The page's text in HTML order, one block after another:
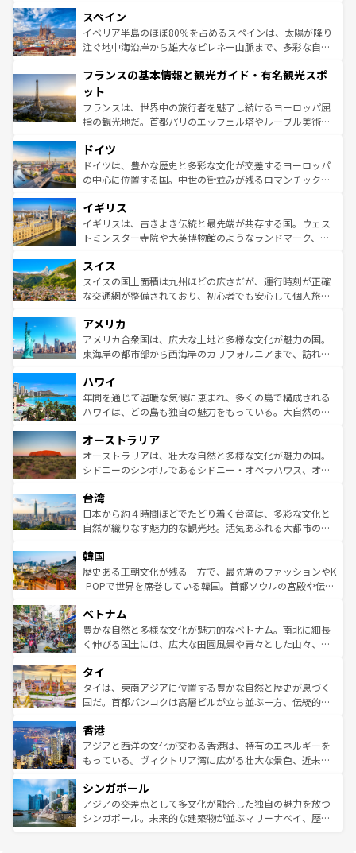
ろん、トスカーナの美しい田園風景やアマルフィ海岸の絶
景など、自然景観も見逃せない。観光の合間には、本場の
ピザやパスタなど、絶品のイタリア料理を堪能することも
ませてくれるイタリアで、忘れられない旅をしてみよう！
なお、新着のイタリア情報は
しい。
スペイン
イベリア半島のほぼ80％を占めるスペインは、太陽が降り
注ぐ地中海沿岸から雄大なピレネー山脈まで、多彩な自然
文化が根付くこの国では、情熱的なフラメンコ、熱気あふ
れる闘牛、そして美味しいタパスが生活の一部となってい
る。首都マドリードの洗練された雰囲気や、バルセロナの
アートに溢れた街角から、地方では古代ローマ遺跡や中世
せる。地方によって風土や気候が異なるスペインはその個
性で訪れる人を魅了する。 なお、新着のスペイン情報は コ
ンテンツ一覧を参照してほしい。
フランスの基本情報と観光ガイド・有名観光スポ
ット
フランスは、世界中の旅行者を魅了し続けるヨーロッパ屈
指の観光地だ。首都パリのエッフェル塔やルーブル美術館
で、幅広い魅力が詰まっている。華麗な宮殿、歴史的な大
聖堂、美しいビーチ、そして豊かな自然が、訪れる者を心
から魅了する。また、フランスは美食の国としても知ら
いる。シャンパンの発祥地であるランス、プロヴァンスの
香り高いラベンダー畑など、多彩な楽しみ方が可能だ。さ
らに、パリ以外の地域にも魅力が溢れており、どの街角に
れる地方に足を運ぶとそれぞれで全く異なる文化を体験で
きるだろう。 なお、新着のフランス情報はコンテンツ一覧
を参照してほしい。
ドイツ
ドイツは、豊かな歴史と多彩な文化が交差するヨーロッパ
の中心に位置する国。中世の街並みが残るロマンチック街
顔を持つこの国は、どこを歩いても飽きることがない。ベ
ルリンの文化的活気、バイエルン州のアルプスの絶景、そ
してライン川沿いのワイン畑といった風景は必見。ビール
は、お酒好きな人にはぜひ体験してほしい。 なお、新着の
ドイツ情報はコンテンツ一覧を参照してほしい。
イギリス
イギリスは、古きよき伝統と最先端が共存する国。ウェス
トミンスター寺院や大英博物館のようなランドマーク、歴
リアごとに異なる魅力がある。また、優雅なアフタヌーン
ティー、ビール好きにはたまらない英国パブ、サッカー観
戦など、本場だからこそできる体験も豊富。イギリスを旅
ンツ一覧を参照してほしい。
スイス
スイスの国土面積は九州ほどの広さだが、運行時刻が正確
な交通網が整備されており、初心者でも安心して個人旅行
の建物がそのまま残る町や、スイスならではのユニークな
博物館もあり、アルプス観光だけでなく町歩きも満喫する
ことができる。国民の所得が高いため物価も高いが、旅行
ば市内交通費無料で観光を楽しむこともできる。 なお、新
着のスイス情報はコンテンツ一覧 を参照してほしい。
アメリカ
アメリカ合衆国は、広大な土地と多様な文化が魅力の国。
東海岸の都市部から西海岸のカリフォルニアまで、訪れる
のような巨大都市は、観光、ショッピング、エンターテイ
ンメントが詰まった刺激的なスポットだ。一方、アメリカ
西部には大自然が広がり、グランドキャニオンやイエロー
部のニューオーリンズでは、音楽と美食が融合した独特の
文化が魅力。旅行者はアメリカの各地域で異なる魅力を楽
しみながら、その多様性と豊かな歴史を感じることができ
ならではの贅沢な旅のスタイルだ。 なお、新着のアメリカ
情報はコンテンツ一覧を参照してほしい。
ハワイ
年間を通じて温暖な気候に恵まれ、多くの島で構成される
ハワイは、どの島も独自の魅力をもっている。大自然の神
ワイ島は見逃せない。また、定番の観光地といえばオアフ
島だが、静かな自然を求めるならマウイ島やカウアイ島が
おすすめ。エメラルドグリーンに輝く海をはじめ、豊かな
れるおもてなしの心で訪れる人々を迎えてくれるハワイの
人々、おいしいローカルフードやハワイアンミュージッ
ク、伝統的なフラダンスなど、すべてがハワイの魅力を彩
ワイを、存分に味わってほしい。 なお、新着のハワイ情報
はコンテンツ一覧を参照してほしい。
オーストラリア
オーストラリアは、壮大な自然と多様な文化が魅力の国。
シドニーのシンボルであるシドニー・オペラハウス、オー
リアリーフや大陸中央部にそびえるウルル（エアーズロッ
ク）、タスマニアの美しい原生林やケアンズの熱帯雨林な
ど、見どころがたくさん。また、カフェやワイン、オージ
いる。アクティビティも充実しており、サーフィンやダイ
ビング、ハイキングなど、アウトドア好きにはたまらな
い。オーストラリアの多彩な魅力を存分に味わいつくそ
参照してほしい。
台湾
日本から約４時間ほどでたどり着く台湾は、多彩な文化と
自然が織りなす魅力的な観光地。活気あふれる大都市の台
ン）、静ひつな山岳地帯である台湾東部など、都市の喧騒
と山間の静けさが共存しており、訪れる人に新しい発見と
驚きをもたらしてくれる。また、奥深い台湾の食文化も魅
容にもいいと評判のスイーツなど、バラエティ豊かな料理
が味わえる。 なお、新着の台湾情報は コンテンツ一覧を参
照してほしい。
韓国
歴史ある王朝文化が残る一方で、最先端のファッションやK
-POPで世界を席巻している韓国。首都ソウルの宮殿や伝統
き、地方に足を延ばせば四季折々の自然美を楽しむことが
できる。そして、キムチや焼肉、絶品のストリートフード
まで、さまざまな韓国料理が待っている。夜には、韓国な
リティに包まれながら、韓国の多彩な魅力を心ゆくまで味
わってみてほしい。 なお、新着の韓国情報はコンテンツ一
覧を参照してほしい。
ベトナム
豊かな自然と多様な文化が魅力的なベトナム。南北に細長
く伸びる国土には、広大な田園風景や青々とした山々、世
急速な発展と共に伝統が息づく。ハノイの古い町並みやホ
ーチミン市のフランス統治時代の建物も、独特の雰囲気を
醸し出している。また、バラエティの豊かさとおいしさで
とつ。フォーやバインミー、ベトナムコーヒーなどは、ぜ
ひ現地で味わいたい。どの地域を訪れてもあたたかい人々
が旅行者を迎えてくれるので、きっと忘れられない旅にな
参照してほしい。
タイ
タイは、東南アジアに位置する豊かな自然と歴史が息づく
国だ。首都バンコクは高層ビルが立ち並ぶ一方、伝統的な
の活気が交差している。北部ではチェンマイなどの山岳地
帯で自然と触れ合い、南部ではプーケットやクラビの美し
いビーチでリゾート気分を楽しむことができる。タイ料理
激する。気候は一年中温暖で、どの季節にも異なる楽しみ
が待っている。親しみやすいタイの人々、仏教を中心とし
た文化、そして多様な観光資源が、訪れる旅人を魅了し続
香港
アジアと西洋の文化が交わる香港は、特有のエネルギーを
もっている。ヴィクトリア湾に広がる壮大な景色、近未来
み、どこを訪れても感動するはず。観光スポットが密集し
ており、効率よく見どころを回れるのも魅力。息をのむよ
うな絶景から文化的な体験まで、香港を存分に楽しみ尽く
シンガポール
アジアの交差点として多文化が融合した独自の魅力を放つ
シンガポール。未来的な建築物が並ぶマリーナベイ、歴史